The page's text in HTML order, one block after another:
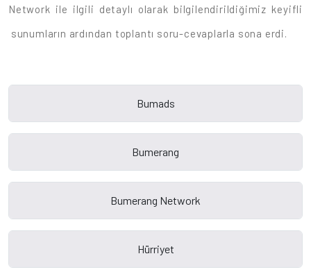
Network ile ilgili detaylı olarak bilgilendirildiğimiz keyifli
sunumların ardından toplantı soru-cevaplarla sona erdi.